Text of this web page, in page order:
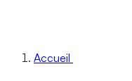
Accueil